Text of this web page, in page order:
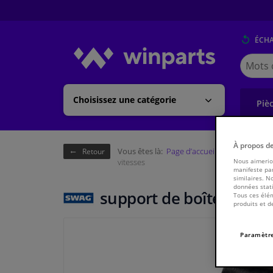
Choisissez une catégorie
Chercher
Retour Vous êtes là: Page d’accueil Châssis &
vitesses
support de boîte de
À propos
Nous
manifeste
similaires.
données
Tous ces
produits et